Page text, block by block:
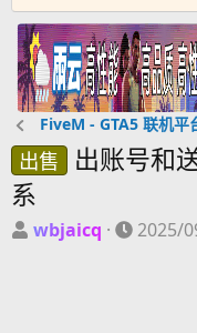
FiveM - GTA5 联机平
出售
出账号和
系
主
wbjaicq
开
2025/